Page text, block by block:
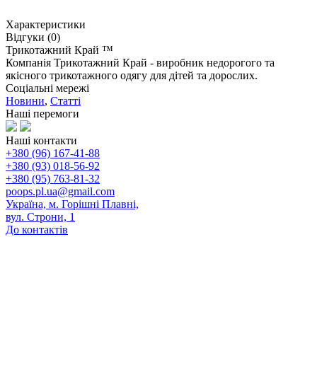
Характеристики
Відгуки (0)
Трикотажний Край ™
Компанія Трикотажний Край - виробник недорогого та
якісного трикотажного одягу для дітей та дорослих.
Соціальні мережі
Новини, Статті
Наші перемоги
Наші контакти
+380 (96) 167-41-88
+380 (93) 018-56-92
+380 (95) 763-81-32
poops.pl.ua@gmail.com
Україна, м. Горішні Плавні,
вул. Строни, 1
До контактів